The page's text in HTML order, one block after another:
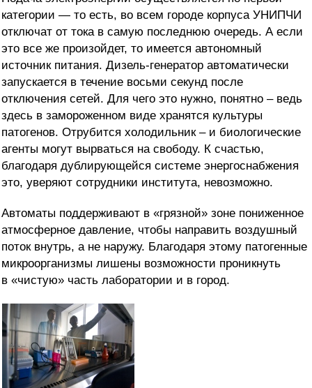
категории — то есть, во всем городе корпуса УНИПЧИ
отключат от тока в самую последнюю очередь. А если
это все же произойдет, то имеется автономный
источник питания. Дизель-генератор автоматически
запускается в течение восьми секунд после
отключения сетей. Для чего это нужно, понятно – ведь
здесь в замороженном виде хранятся культуры
патогенов. Отрубится холодильник – и биологические
агенты могут вырваться на свободу. К счастью,
благодаря дублирующейся системе энергоснабжения
это, уверяют сотрудники института, невозможно.
Автоматы поддерживают в «грязной» зоне пониженное
атмосферное давление, чтобы направить воздушный
поток внутрь, а не наружу. Благодаря этому патогенные
микроорганизмы лишены возможности проникнуть
в «чистую» часть лаборатории и в город.